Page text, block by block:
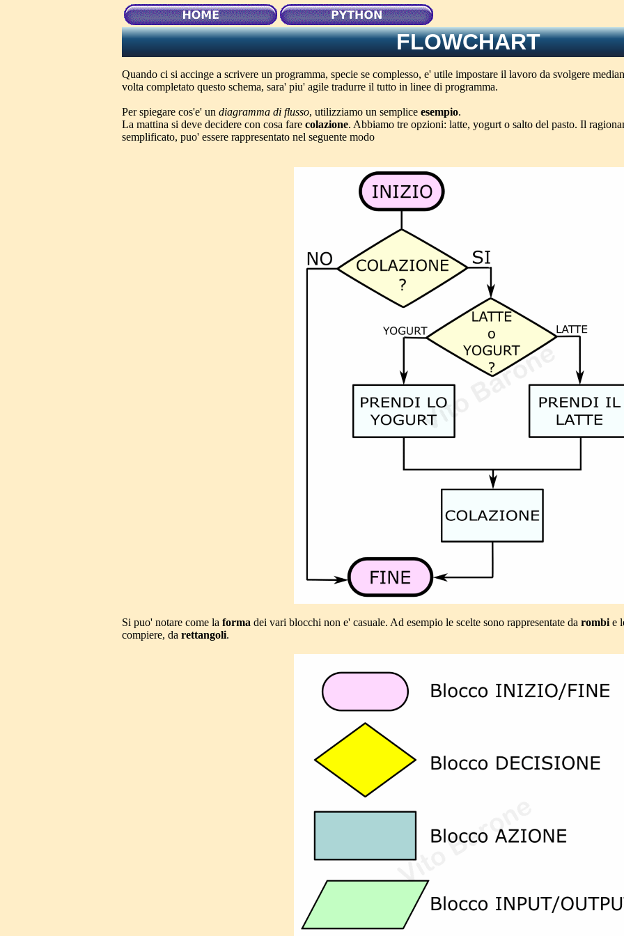
FLOWCHART
Quando ci si accinge a scrivere un programma, specie se complesso, e' utile impostare il lavoro da svolgere
volta completato questo schema, sara' piu' agile tradurre il tutto in linee di programma.
Per spiegare cos'e' un diagramma di flusso, utilizziamo un semplice esempio.
La mattina si deve decidere con cosa fare colazione. Abbiamo tre opzioni: latte, yogurt o salto del pasto. Il
semplificato, puo' essere rappresentato nel seguente modo
Si puo' notare come la forma dei vari blocchi non e' casuale. Ad esempio le scelte sono rappresentate da rombi e
compiere, da rettangoli.